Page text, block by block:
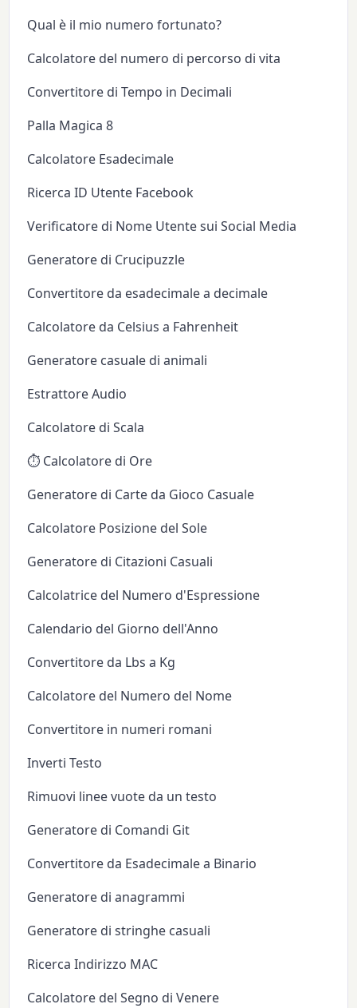
Qual è il mio numero fortunato?
Calcolatore del numero di percorso di vita
Convertitore di Tempo in Decimali
Palla Magica 8
Calcolatore Esadecimale
Ricerca ID Utente Facebook
Verificatore di Nome Utente sui Social Media
Generatore di Crucipuzzle
Convertitore da esadecimale a decimale
Calcolatore da Celsius a Fahrenheit
Generatore casuale di animali
Estrattore Audio
Calcolatore di Scala
⏱️ Calcolatore di Ore
Generatore di Carte da Gioco Casuale
Calcolatore Posizione del Sole
Generatore di Citazioni Casuali
Calcolatrice del Numero d'Espressione
Calendario del Giorno dell'Anno
Convertitore da Lbs a Kg
Calcolatore del Numero del Nome
Convertitore in numeri romani
Inverti Testo
Rimuovi linee vuote da un testo
Generatore di Comandi Git
Convertitore da Esadecimale a Binario
Generatore di anagrammi
Generatore di stringhe casuali
Ricerca Indirizzo MAC
Calcolatore del Segno di Venere